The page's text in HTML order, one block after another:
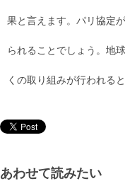
果と言えます。パリ協定
られることでしょう。地
くの取り組みが行われる
あわせて読みたい